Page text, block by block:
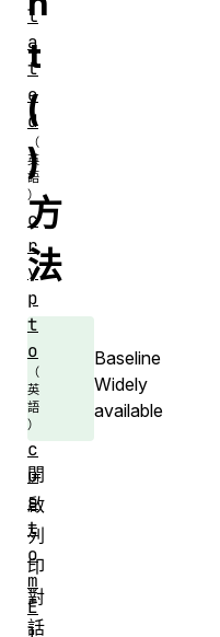
t
(
)
方
法
Baseline
Widely
available
開
啟
列
印
對
話
l
a
t
e
d
c
r
y
p
t
o
c
u
s
t
o
m
E